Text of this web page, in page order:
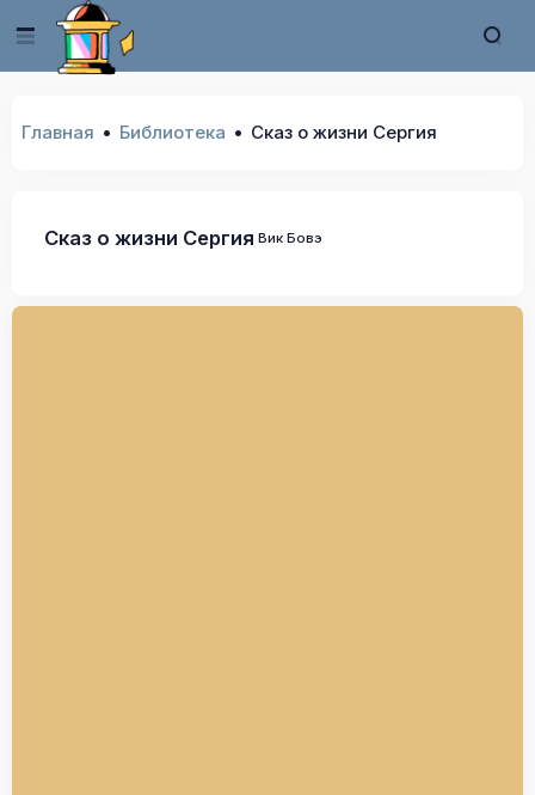
Главная Библиотека Сказ о жизни Сергия
Сказ о жизни Сергия Вик Бовэ